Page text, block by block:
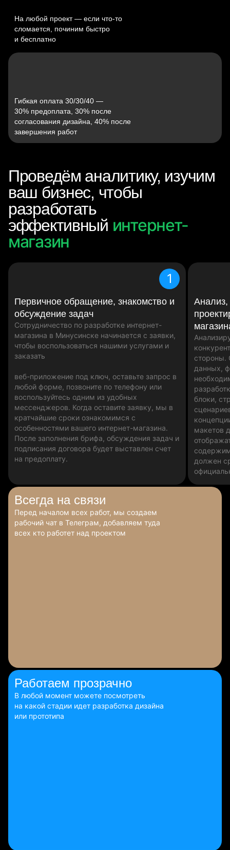
На любой проект — если что‑то
сломается, починим быстро
и бесплатно
Гибкая оплата 30/30/40 —
30% предоплата, 30% после
согласования дизайна, 40% после
завершения работ
Проведём аналитику, изучим
ваш бизнес, чтобы
разработать
эффективный интернет-
магазин
1
Первичное обращение, знакомство и
обсуждение задач
Сотрудничество по разработке интернет-
магазина в Минусинске начинается с заявки,
чтобы воспользоваться нашими услугами и
заказать
веб-приложение под ключ, оставьте запрос в
любой форме, позвоните по телефону или
воспользуйтесь одним из удобных
мессенджеров. Когда оставите заявку, мы в
кратчайшие сроки ознакомимся с
особенностями вашего интернет-магазина.
После заполнения брифа, обсуждения задач и
подписания договора будет выставлен счет
на предоплату.
стороны.
данных,
блоки,
макетов
должен
Всегда на связи
Перед началом всех работ, мы создаем
рабочий чат в Телеграм, добавляем туда
всех кто работет над проектом
Работаем прозрачно
В любой момент можете посмотреть
на какой стадии идет разработка дизайна
или прототипа